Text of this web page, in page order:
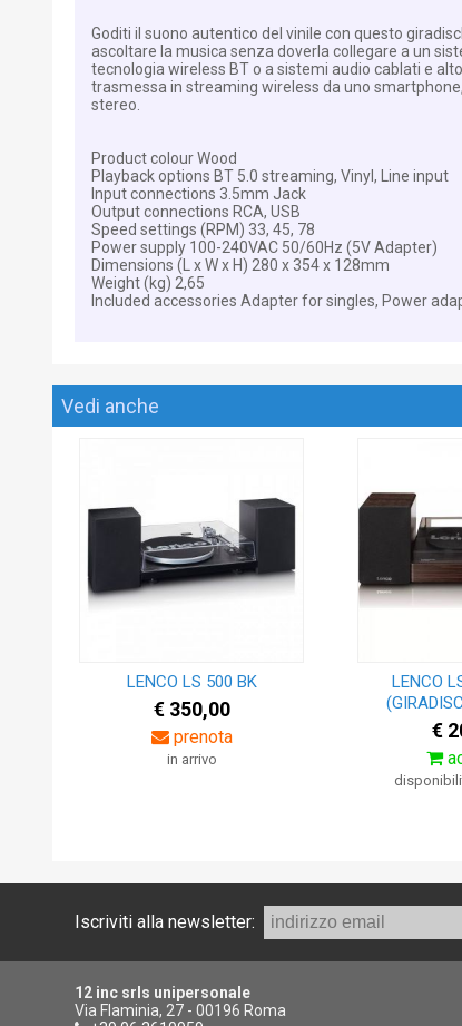
Goditi il suono autentico del vinile con questo
ascoltare la musica senza doverla collegare a un
tecnologia wireless BT o a sistemi audio cablati e
trasmessa in streaming wireless da uno
stereo.
Product colour Wood
Playback options BT 5.0 streaming, Vinyl, Line input
Input connections 3.5mm Jack
Output connections RCA, USB
Speed settings (RPM) 33, 45, 78
Power supply 100-240VAC 50/60Hz (5V Adapter)
Dimensions (L x W x H) 280 x 354 x 128mm
Weight (kg) 2,65
Included accessories Adapter for singles, Power
Vedi anche
LENCO LS 500 BK
€ 350,00
prenota
in arrivo
LENCO
€
Iscriviti alla newsletter:
12 inc srls unipersonale
Via Flaminia, 27 - 00196 Roma